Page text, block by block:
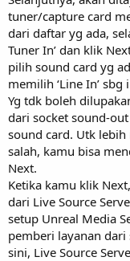
tuner/capture card
dari daftar yg ada,
Tuner In’ dan klik
pilih sound card yg
memilih ‘Line In’ sbg
Yg tdk boleh
dari socket sound-
sound card. Utk
salah, kamu bisa
Next.
Ketika kamu klik
dari Live Source
setup Unreal Media
pemberi layanan
sini, Live Source